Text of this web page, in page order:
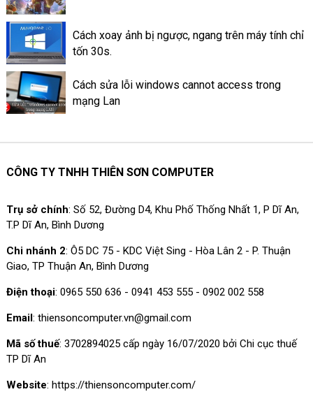
Facebook là làm như thế nào?
Cách xoay ảnh bị ngược, ngang trên máy tính chỉ
tốn 30s.
Cách sửa lỗi windows cannot access trong
mạng Lan
CÔNG TY TNHH THIÊN SƠN COMPUTER
Trụ sở chính: Số 52, Đường D4, Khu Phố Thống Nhất 1, P Dĩ An,
T.P Dĩ An, Bình Dương
Chi nhánh 2: Ô5 DC 75 - KDC Việt Sing - Hòa Lân 2 - P. Thuận
Giao, TP Thuận An, Bình Dương
Điện thoại: 0965 550 636 - 0941 453 555 - 0902 002 558
Email : thiensoncomputer.vn@gmail.com
Mã số thuế: 3702894025 cấp ngày 16/07/2020 bởi Chi cục thuế
TP Dĩ An
Website: https://thiensoncomputer.com/